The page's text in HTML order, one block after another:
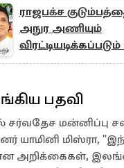
ராஜபக்ச
அநுர அணியும்
விரட்டியடிக்கப்படும்
பகிரங்கம்
பதவி
சர்வதேச மன்னிப்பு
யாமினி மிஸ்ரா,
அறிக்கைகள்,